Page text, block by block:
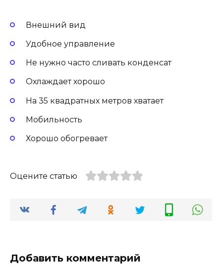
Внешний вид
Удобное управление
Не нужно часто сливать конденсат
Охлаждает хорошо
На 35 квадратных метров хватает
Мобильность
Хорошо обогревает
Оцените статью
Добавить комментарий